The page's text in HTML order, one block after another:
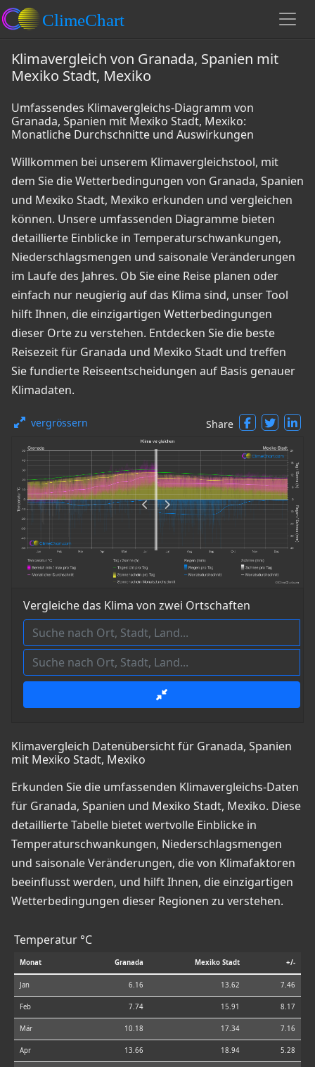
Klimavergleich von Granada, Spanien mit
Mexiko Stadt, Mexiko
Umfassendes Klimavergleichs-Diagramm von
Granada, Spanien mit Mexiko Stadt, Mexiko:
Monatliche Durchschnitte und Auswirkungen
Willkommen bei unserem Klimavergleichstool, mit
dem Sie die Wetterbedingungen von Granada, Spanien
und Mexiko Stadt, Mexiko erkunden und vergleichen
können. Unsere umfassenden Diagramme bieten
detaillierte Einblicke in Temperaturschwankungen,
Niederschlagsmengen und saisonale Veränderungen
im Laufe des Jahres. Ob Sie eine Reise planen oder
einfach nur neugierig auf das Klima sind, unser Tool
hilft Ihnen, die einzigartigen Wetterbedingungen
dieser Orte zu verstehen. Entdecken Sie die beste
Reisezeit für Granada und Mexiko Stadt und treffen
Sie fundierte Reiseentscheidungen auf Basis genauer
Klimadaten.
vergrössern Share
Vergleiche das Klima von zwei Ortschaften
Klimavergleich Datenübersicht für Granada, Spanien
mit Mexiko Stadt, Mexiko
Erkunden Sie die umfassenden Klimavergleichs-Daten
für Granada, Spanien und Mexiko Stadt, Mexiko. Diese
detaillierte Tabelle bietet wertvolle Einblicke in
Temperaturschwankungen, Niederschlagsmengen
und saisonale Veränderungen, die von Klimafaktoren
beeinflusst werden, und hilft Ihnen, die einzigartigen
Wetterbedingungen dieser Regionen zu verstehen.
Temperatur °C
Monat Granada Mexiko Stadt +/-
Jan 6.16 13.62 7.46
Feb 7.74 15.91 8.17
Mär 10.18 17.34 7.16
Apr 13.66 18.94 5.28